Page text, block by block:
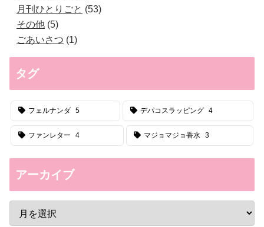
月刊ひとりごと
53
その他 5
ごあいさつ
1
タグ
フェルナンダ 5 デパコスラッピング 4
ファンレター 4 マジョマジョ香水 3
アーカイブ